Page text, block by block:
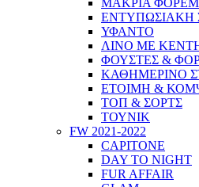
ΜΑΚΡΙΑ
ΕΝΤΥΠΩΣΙΑΚΗ
ΥΦΑΝΤΟ
ΛΙΝΟ ΜΕ
ΦΟΥΣΤΕΣ &
ΚΑΘΗΜΕΡΙΝΟ
ΕΤΟΙΜΗ &
ΤΟΠ & ΣΟΡΤΣ
ΤΟΥΝΙΚ
FW 2021-2022
CAPITONE
DAY TO NIGHT
FUR AFFAIR